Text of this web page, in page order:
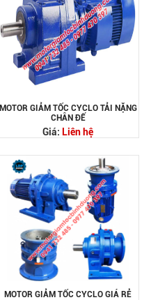
MOTOR GIẢM TỐC CYCLO TẢI NẶNG
CHÂN ĐẾ
Giá: Liên hệ
MOTOR GIẢM TỐC CYCLO GIÁ RẺ